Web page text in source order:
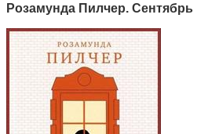
Розамунда Пилчер. Сентябрь